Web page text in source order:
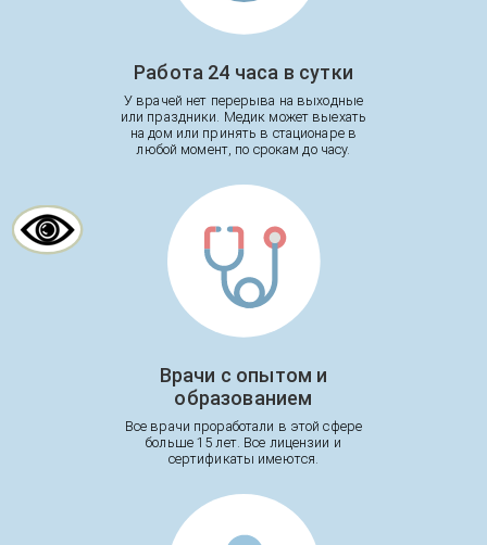
Работа 24 часа в сутки
У врачей нет перерыва на выходные
или праздники. Медик может выехать
на дом или принять в стационаре в
любой момент, по срокам до часу.
Врачи с опытом и
образованием
Все врачи проработали в этой сфере
больше 15 лет. Все лицензии и
сертификаты имеются.